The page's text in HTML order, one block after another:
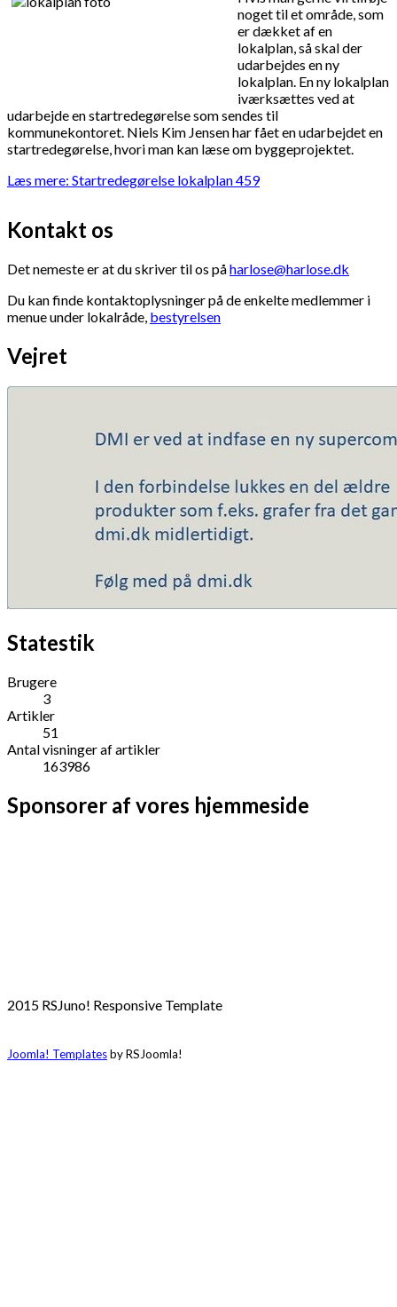
noget til et område, som
er dækket af en
lokalplan, så skal der
udarbejdes en ny
lokalplan. En ny lokalplan
iværksættes ved at
udarbejde en startredegørelse som sendes til
kommunekontoret. Niels Kim Jensen har fået en udarbejdet en
startredegørelse, hvori man kan læse om byggeprojektet.
Læs mere: Startredegørelse lokalplan 459
Kontakt os
Det nemeste er at du skriver til os påharlose@harlose.dk
Du kan finde kontaktoplysninger på de enkelte medlemmer i
menue under lokalråde, bestyrelsen
Vejret
Statestik
Brugere
3
Artikler
51
Antal visninger af artikler
163986
Sponsorer af vores hjemmeside
2015 RSJuno! Responsive Template
Joomla! Templatesby RSJoomla!